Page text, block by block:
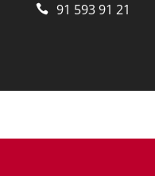
91 593 91 21